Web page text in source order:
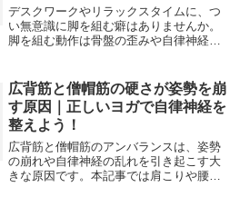
デスクワークやリラックスタイムに、つ
い無意識に脚を組む癖はありませんか。
脚を組む動作は骨盤の歪みや自律神経の
記事では脚を組む心理的・身体的な原因
から、ヨガや呼吸法を取り入れた根本的
な姿勢改善アプローチまでを論理的に解
説します。
広背筋と僧帽筋の硬さが姿勢を崩
す原因｜正しいヨガで自律神経を
整えよう！
広背筋と僧帽筋のアンバランスは、姿勢
の崩れや自律神経の乱れを引き起こす大
きな原因です。本記事では肩こりや腰痛